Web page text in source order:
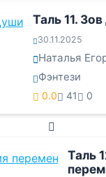
Таль 11.
30.11.2025
Наталья
Фэнтези
0.0 41 0
Таль